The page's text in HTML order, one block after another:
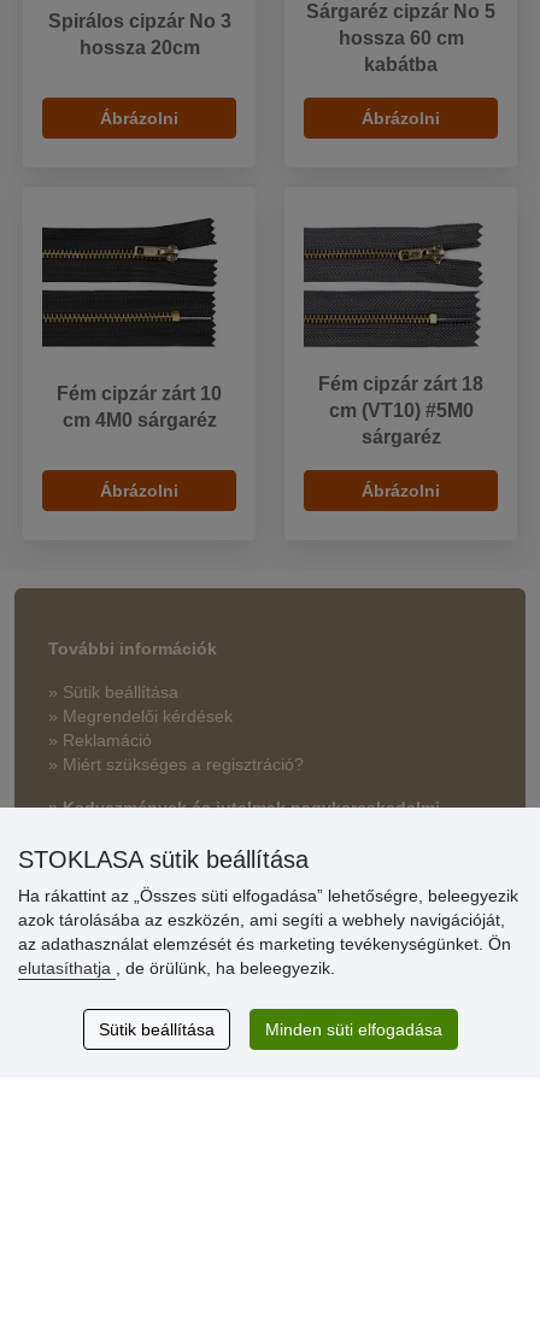
Spirálos cipzár No 3
hossza 20cm
Ábrázolni
Sárgaréz cipzár No 5
hossza 60 cm
kabátba
Ábrázolni
Fém cipzár zárt 10
cm 4M0 sárgaréz
Ábrázolni
Fém cipzár zárt 18
cm (VT10) #5M0
sárgaréz
Ábrázolni
További információk
» Sütik beállítása
» Megrendelői kérdések
» Reklamáció
» Miért szükséges a regisztráció?
» Kedvezmények és jutalmak nagykereskedelmi
Vásárlók
Excellent service
STOKLASA sütik beállítása
Ha rákattint az „Összes süti elfogadása” lehetőségre, beleegyezik
azok tárolásába az eszközén, ami segíti a webhely navigációját,
az adathasználat elemzését és marketing tevékenységünket. Ön
elutasíthatja
, de örülünk, ha beleegyezik.
Sütik beállítása Minden süti elfogadása